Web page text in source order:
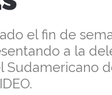
el fin de
a la
Sudamericano